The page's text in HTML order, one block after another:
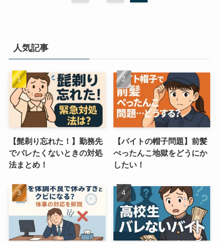
人気記事
【髭剃り忘れた！】勤務先
でバレたくないときの対処
法まとめ！
【バイトの帽子問題】前髪
ぺったんこ地獄をどうにか
したい！